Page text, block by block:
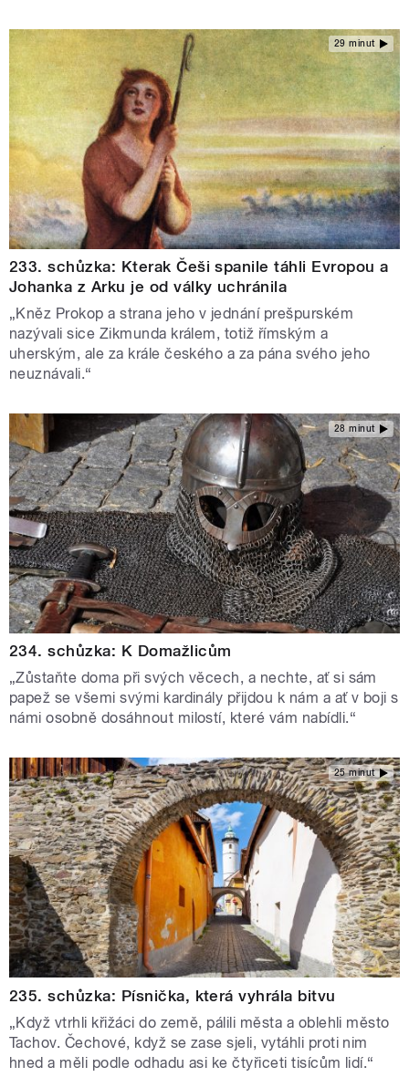
29 minut
233. schůzka: Kterak Češi spanile táhli Evropou a
Johanka z Arku je od války uchránila
„Kněz Prokop a strana jeho v jednání prešpurském
nazývali sice Zikmunda králem, totiž římským a
uherským, ale za krále českého a za pána svého jeho
neuznávali.“
28 minut
234. schůzka: K Domažlicům
„Zůstaňte doma při svých věcech, a nechte, ať si sám
papež se všemi svými kardinály přijdou k nám a ať v boji s
námi osobně dosáhnout milostí, které vám nabídli.“
25 minut
235. schůzka: Písnička, která vyhrála bitvu
„Když vtrhli křižáci do země, pálili města a oblehli město
Tachov. Čechové, když se zase sjeli, vytáhli proti nim
hned a měli podle odhadu asi ke čtyřiceti tisícům lidí.“